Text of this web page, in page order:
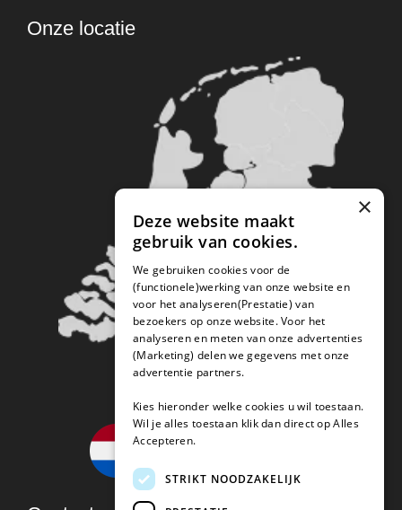
Onze locatie
×
Deze website maakt
gebruik van cookies.
We gebruiken cookies voor de
(functionele)werking van onze website en
voor het analyseren(Prestatie) van
bezoekers op onze website. Voor het
analyseren en meten van onze advertenties
(Marketing) delen we gegevens met onze
advertentie partners.
Kies hieronder welke cookies u wil toestaan.
Wil je alles toestaan klik dan direct op Alles
Accepteren.
STRIKT NOODZAKELIJK